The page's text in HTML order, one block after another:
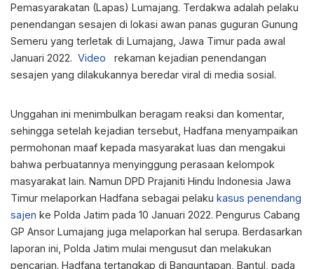
Pemasyarakatan (Lapas) Lumajang. Terdakwa adalah pelaku
penendangan sesajen di lokasi awan panas guguran Gunung
Semeru yang terletak di Lumajang, Jawa Timur pada awal
Januari 2022. Video rekaman kejadian penendangan
sesajen yang dilakukannya beredar viral di media sosial.
Unggahan ini menimbulkan beragam reaksi dan komentar,
sehingga setelah kejadian tersebut, Hadfana menyampaikan
permohonan maaf kepada masyarakat luas dan mengakui
bahwa perbuatannya menyinggung perasaan kelompok
masyarakat lain. Namun DPD Prajaniti Hindu Indonesia Jawa
Timur melaporkan Hadfana sebagai pelaku kasus penendang
sajen ke Polda Jatim pada 10 Januari 2022. Pengurus Cabang
GP Ansor Lumajang juga melaporkan hal serupa. Berdasarkan
laporan ini, Polda Jatim mulai mengusut dan melakukan
pencarian. Hadfana tertangkap di Banguntapan, Bantul, pada